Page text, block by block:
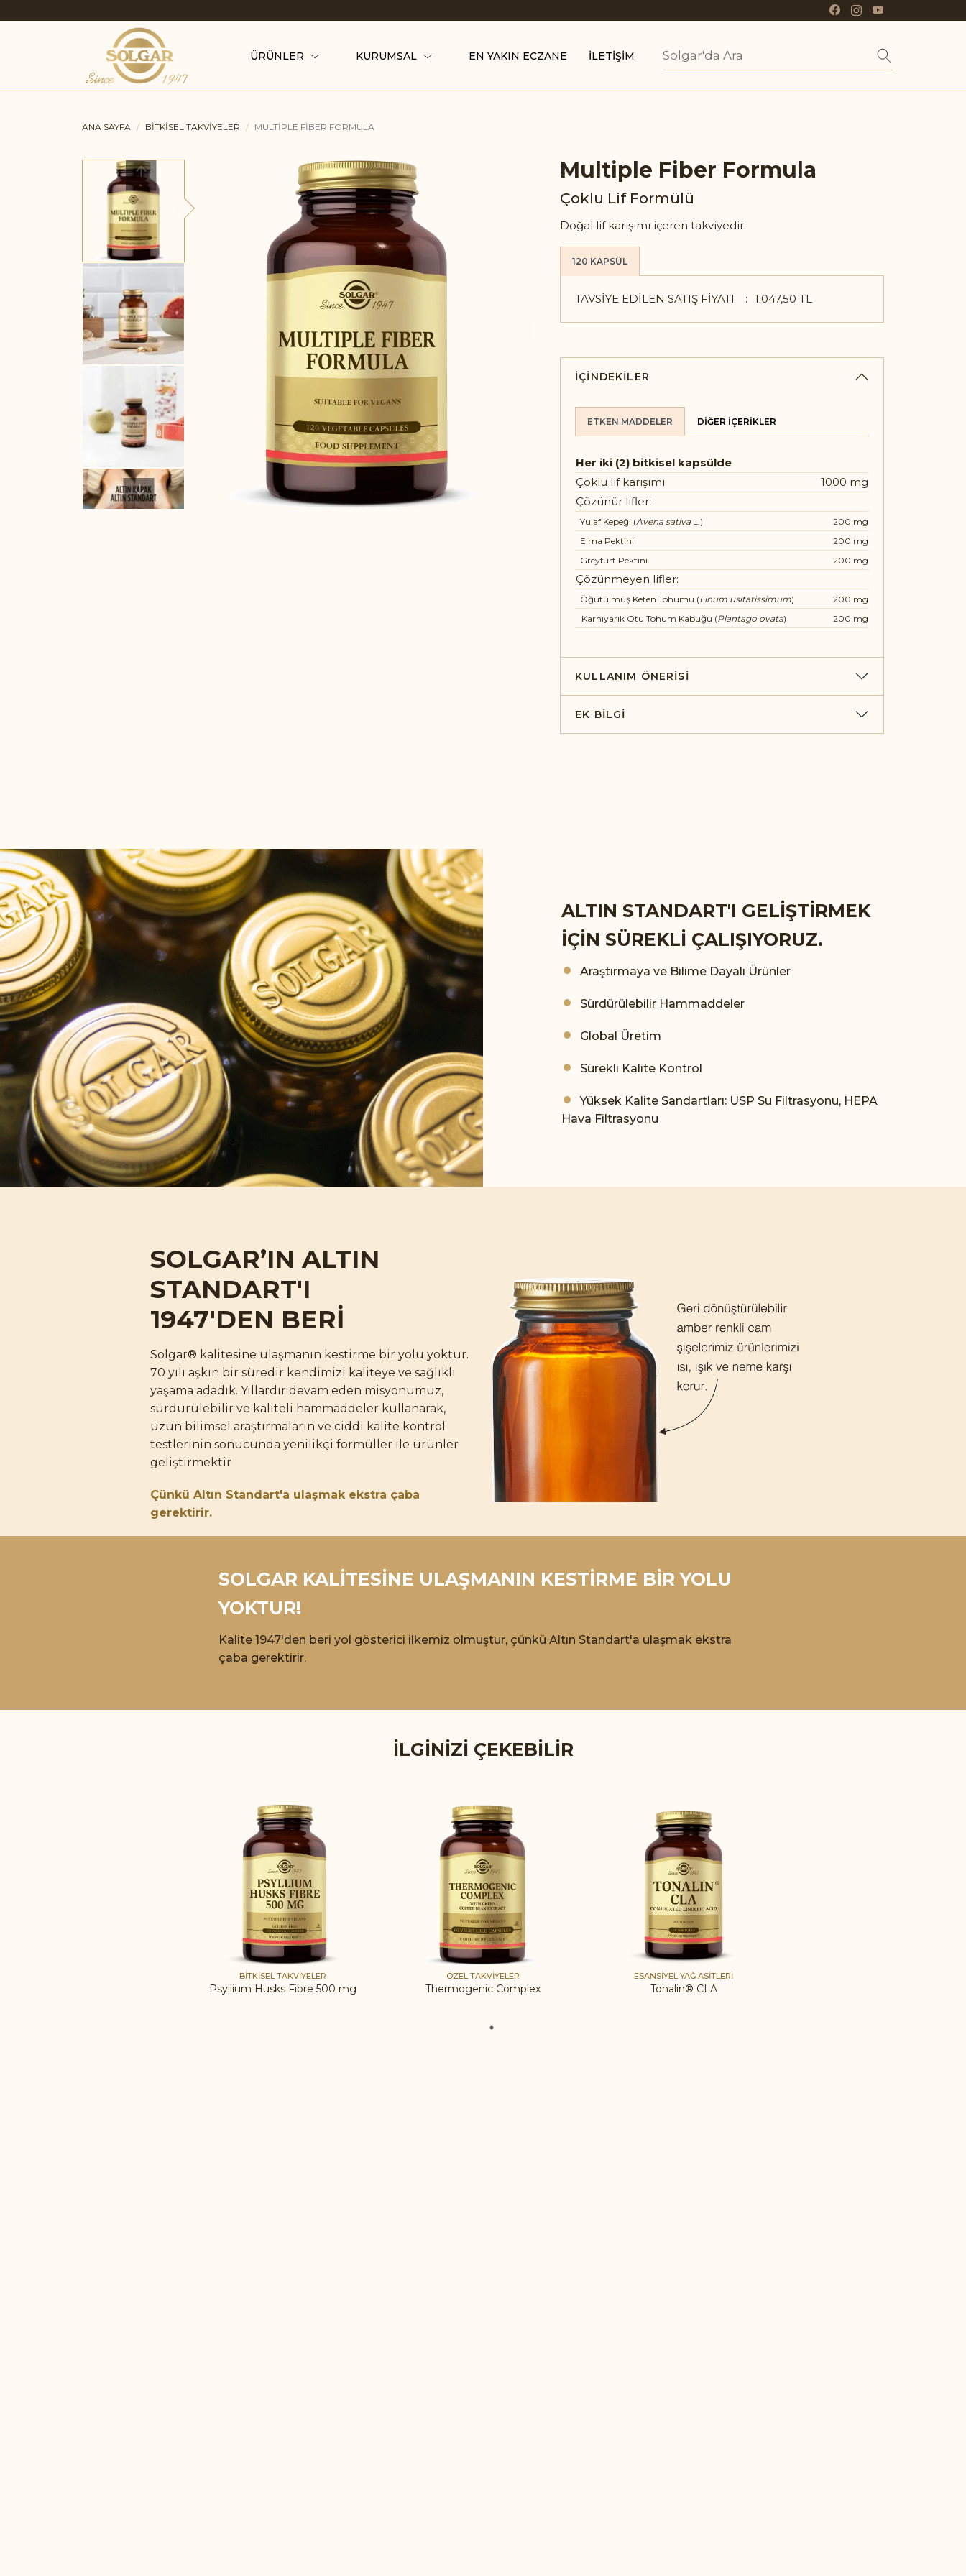
ÜRÜNLER KURUMSAL EN YAKIN ECZANE ILETIŞIM
SOLGAR'DA
ARA
ANA SAYFA BITKISEL TAKVIYELER MULTIPLE FIBER FORMULA
Multiple Fiber Formula
Çoklu Lif Formülü
Doğal lif karışımı içeren takviyedir.
120 KAPSÜL
TAVSIYE EDILEN SATIŞ FIYATI 1.047,50 TL
İÇINDEKILER
ETKEN MADDELER DIĞER İÇERIKLER
Her iki (2) bitkisel kapsülde
Çoklu lif karışımı
1000 mg
Çözünür lifler:
Yulaf Kepeği (Avena sativa L.)
200 mg
Elma Pektini
200 mg
Greyfurt Pektini
200 mg
Çözünmeyen lifler:
Öğütülmüş Keten Tohumu (Linum usitatissimum)
200 mg
Karnıyarık Otu Tohum Kabuğu (Plantago ovata) 200 mg
KULLANIM ÖNERISI
EK BILGI
ALTIN STANDART'I GELİŞTİRMEK
İÇİN SÜREKLİ ÇALIŞIYORUZ.
Araştırmaya ve Bilime Dayalı Ürünler
Sürdürülebilir Hammaddeler
Global Üretim
Sürekli Kalite Kontrol
Yüksek Kalite Sandartları: USP Su Filtrasyonu, HEPA
Hava Filtrasyonu
SOLGAR’IN ALTIN
STANDART'I
1947'DEN BERİ
Solgar® kalitesine ulaşmanın kestirme bir yolu yoktur.
70 yılı aşkın bir süredir kendimizi kaliteye ve sağlıklı
yaşama adadık. Yıllardır devam eden misyonumuz,
sürdürülebilir ve kaliteli hammaddeler kullanarak,
uzun bilimsel araştırmaların ve ciddi kalite kontrol
testlerinin sonucunda yenilikçi formüller ile ürünler
geliştirmektir
Çünkü Altın Standart'a ulaşmak ekstra çaba
gerektirir.
SOLGAR KALİTESİNE ULAŞMANIN KESTİRME BİR YOLU
YOKTUR!
Kalite 1947'den beri yol gösterici ilkemiz olmuştur, çünkü Altın Standart'a ulaşmak ekstra
çaba gerektirir.
İLGINIZI ÇEKEBILIR
BITKISEL TAKVIYELER
Psyllium Husks Fibre 500 mg
ÖZEL TAKVIYELER
Thermogenic Complex
ESANSIYEL YAĞ ASITLERI
Tonalin® CLA